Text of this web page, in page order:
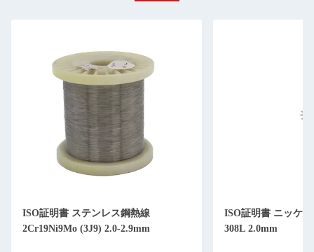
ISO証明書 ステンレス鋼熱線
2Cr19Ni9Mo (3J9) 2.0-2.9mm
ISO証明書 ニッケ
308L 2.0mm